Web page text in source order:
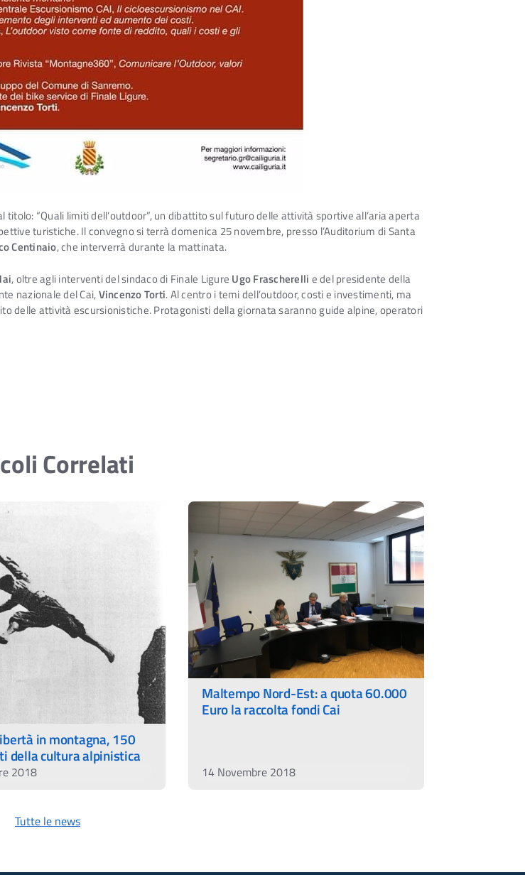
“Quali limiti dell’outdoor”, un dibattito sul futuro delle attività sportive all’aria aperta
turistiche. Il convegno si terrà domenica 25 novembre, presso l’Auditorium di Santa
Centinaio, che interverrà durante la mattinata.
, oltre agli interventi del sindaco di Finale Ligure Ugo Frascherelli e del presidente della
nazionale del Cai,Vincenzo Torti. Al centro i temi dell’outdoor, costi e investimenti, ma
delle attività escursionistiche. Protagonisti della giornata saranno guide alpine, operatori
Correlati
in montagna, 150
della cultura alpinistica
2018
Maltempo Nord-Est: a quota 60.000
Euro la raccolta fondi Cai
14 Novembre 2018
Tutte le news